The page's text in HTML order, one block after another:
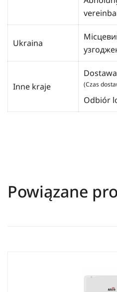
Ukraina
Inne kraje (Czas
Odbiór
Powiązane